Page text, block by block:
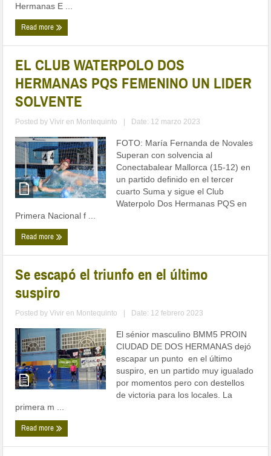
Hermanas E ...
Read more
EL CLUB WATERPOLO DOS
HERMANAS PQS FEMENINO UN LIDER
SOLVENTE
Posted byVivir en Montequinto Date: 12 marzo 2023
FOTO: María Fernanda de Novales
Superan con solvencia al
Conectabalear Mallorca (15-12) en
un partido definido en el tercer
cuarto Suma y sigue el Club
Waterpolo Dos Hermanas PQS en
Primera Nacional f ...
Read more
Se escapó el triunfo en el último
suspiro
Posted byVivir en Montequinto Date: 12 febrero 2023
El sénior masculino BMM5 PROIN
CIUDAD DE DOS HERMANAS dejó
escapar un punto en el último
suspiro, en un partido muy igualado
por momentos pero con destellos
de victoria para los locales. La
primera m ...
Read more